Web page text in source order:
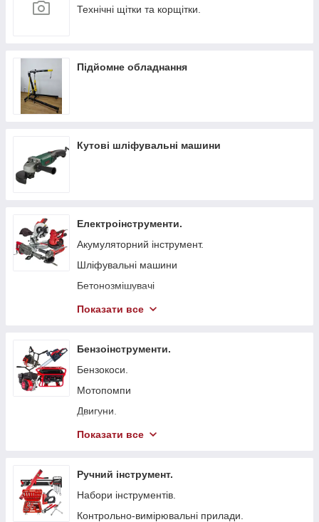
Технічні щітки та корщітки.
Підйомне обладнання
Кутові шліфувальні машини
Електроінструменти.
Акумуляторний інструмент.
Шліфувальні машини
Бетонозмішувачі
Болгарка (КШМ)
Вібратори глибинні для бетону
Стрічкові пили
Токарні станки
Гайковерти мережеві
Свердлильні верстати
Штроборізи
Плиткорізи.
Електроножиці
Показати все
Бензоінструменти.
Бензокоси.
Мотопомпи
Двигуни.
Бензопили.
Віброплити
Бензинові газонокосарки.
Бетонорізи
Показати все
Ручний інструмент.
Набори інструментів.
Контрольно-вимірювальні прилади.